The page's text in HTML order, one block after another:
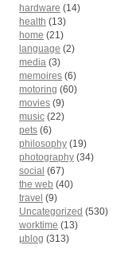
hardware (14)
health (13)
home (21)
language (2)
media (3)
memoires (6)
motoring (60)
movies (9)
music (22)
pets (6)
philosophy (19)
photography (34)
social (67)
the web (40)
travel (9)
Uncategorized (530)
worktime (13)
µblog (313)